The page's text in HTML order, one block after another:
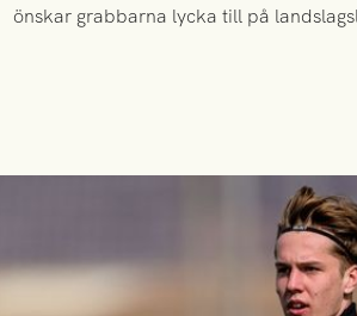
önskar grabbarna lycka till på